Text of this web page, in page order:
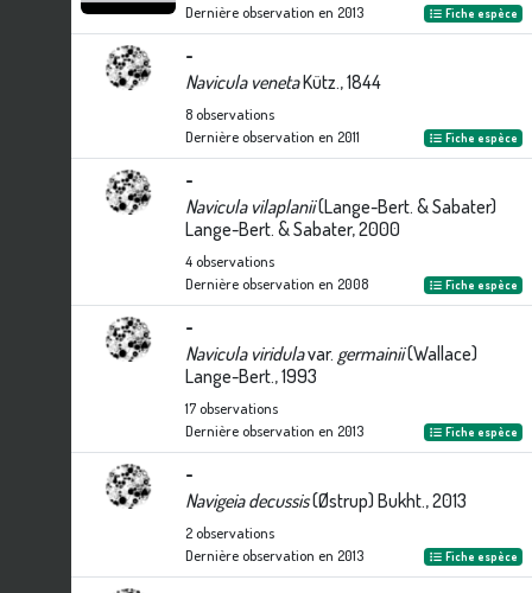
Dernière observation en 2013 Fiche espèce
-
Navicula venetaKütz., 1844
8observations
Dernière observation en 2011 Fiche espèce
-
Navicula vilaplanii(Lange-Bert. & Sabater)
Lange-Bert. & Sabater, 2000
4observations
Dernière observation en 2008 Fiche espèce
-
Navicula viridulavar. germainii(Wallace)
Lange-Bert., 1993
17observations
Dernière observation en 2013 Fiche espèce
-
Navigeia decussis(Østrup) Bukht., 2013
2observations
Dernière observation en 2013 Fiche espèce